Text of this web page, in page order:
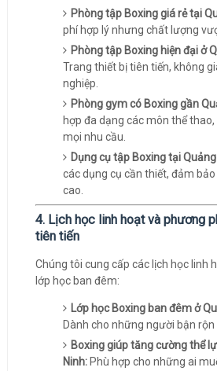
Phòng tập Boxing giá rẻ tại
phí hợp lý nhưng chất lượng
Phòng tập Boxing hiện đại ở
Trang thiết bị tiên tiến, không
nghiệp.
Phòng gym có Boxing gần
hợp đa dạng các môn thể
mọi nhu cầu.
Dụng cụ tập Boxing tại
các dụng cụ cần thiết, đảm
cao.
4. Lịch học linh hoạt và phương
tiên tiến
Chúng tôi cung cấp các lịch học linh
lớp học ban đêm:
Lớp học Boxing ban đêm ở
Dành cho những người bận rộn
Boxing giúp tăng cường thể
Ninh:Phù hợp cho những ai